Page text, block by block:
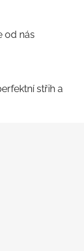
od nás
střih a